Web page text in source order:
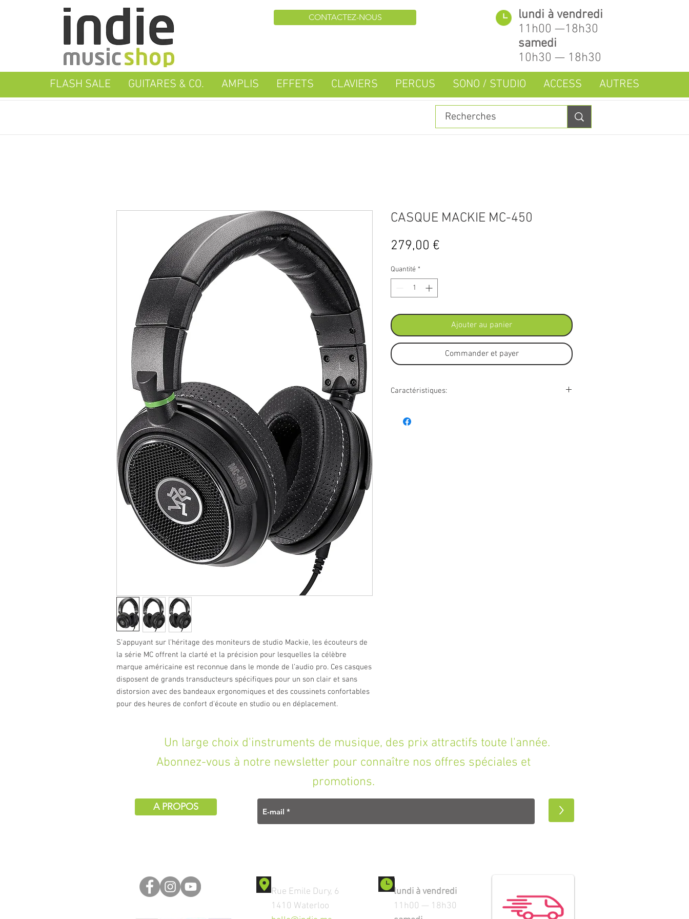
CONTACTEZ-NOUS
lundi à vendredi
11h00 —18h30
samedi
10h30 — 18h30
FLASH SALE GUITARES & CO. AMPLIS EFFETS CLAVIERS PERCUS SONO / STUDIO ACCESS AUTRES
S'appuyant sur l’héritage des moniteurs de studio Mackie, les écouteurs de
la série MC offrent la clarté et la précision pour lesquelles la célèbre
marque américaine est reconnue dans le monde de l’audio pro. Ces casques
disposent de grands transducteurs spécifiques pour un son clair et sans
distorsion avec des bandeaux ergonomiques et des coussinets confortables
pour des heures de confort d'écoute en studio ou en déplacement.
CASQUE MACKIE MC-450
279,00 €
Quantité *
Ajouter au panier
Commander et payer
Caractéristiques:
- Impédance: 54 Ohms
Un large choix d'instruments de musique, des prix attractifs toute l'année.
Abonnez-vous à notre newsletter pour connaître nos offres spéciales et
promotions.
A PROPOS >
Rue Emile Dury, 6
1410 Waterloo
Ouverture
lundi à vendredi
11h00 — 18h30